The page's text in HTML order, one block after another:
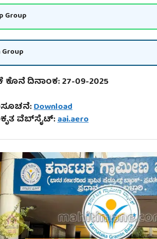
Group
ಕೊನೆ ದಿನಾಂಕ: 27-09-2025
Download
ವೆಬ್‌ಸೈಟ್:aai.aero